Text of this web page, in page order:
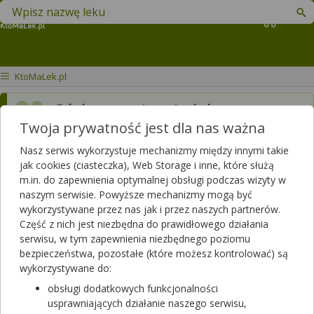
Koszyk
Znajdź lek w swojej okolicy
KtoMaLek.pl
Córka przyjmuje lek
Lamitrindwa razy dziennie.
Wcześniej, zanim neurolog
przepisał Lamitrin,
ginekolog przepisał Exacyl
500mg dwa razy dziennie w
razie krwotoków, które
córka miewa co jakiś czas.
Obecnie jest sytuacja, że
Twoja prywatność jest dla nas ważna
Nasz serwis wykorzystuje mechanizmy między innymi takie
jak cookies (ciasteczka), Web Storage i inne, które służą
m.in. do zapewnienia optymalnej obsługi podczas wizyty w
naszym serwisie. Powyższe mechanizmy mogą być
wykorzystywane przez nas jak i przez naszych partnerów.
Część z nich jest niezbędna do prawidłowego działania
serwisu, w tym zapewnienia niezbędnego poziomu
bezpieczeństwa, pozostałe (które możesz kontrolować) są
wykorzystywane do:
obsługi dodatkowych funkcjonalności
usprawniających działanie naszego serwisu,